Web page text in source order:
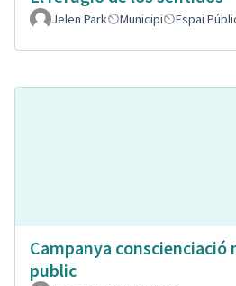
Jelen Park
Municipi Espai
Campanya conscienciació
public